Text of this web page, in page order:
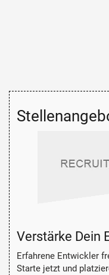
Verstärke Dein
Erfahrene Entwickler
Starte jetzt und